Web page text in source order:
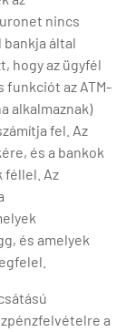
nincs
bankja által
hogy az ügyfél
funkciót az ATM-
alkalmaznak)
fel. Az
és a bankok
féllel. Az
és amelyek
a